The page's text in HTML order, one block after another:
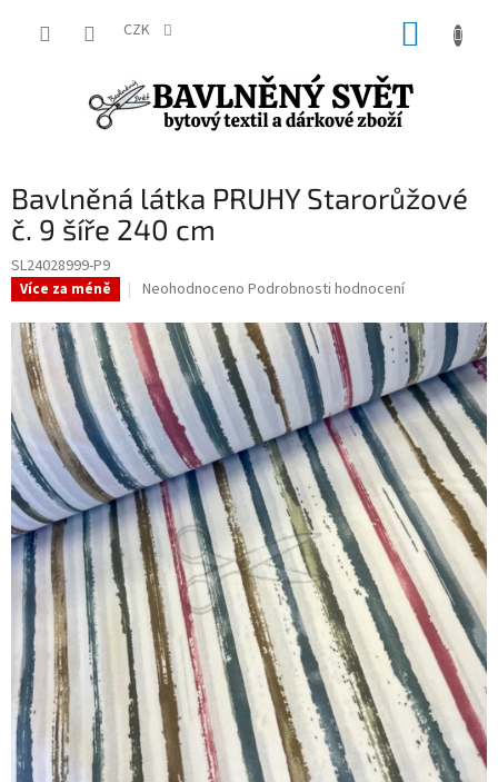
CZK
Bavlněná látka PRUHY Starorůžové
č. 9 šíře 240 cm
SL24028999-P9
Více za méně
Průměrné
produktu
je
0,0
z
hvězdiček.
Neohodnoceno Podrobnosti hodnocení